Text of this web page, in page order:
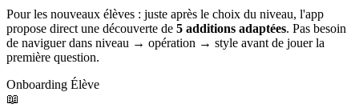
Pour les nouveaux élèves : juste après le choix du niveau, l'app
propose direct une découverte de 5 additions adaptées. Pas besoin
de naviguer dans niveau → opération → style avant de jouer la
première question.
Onboarding Élève
📖